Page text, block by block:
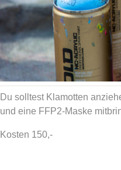
Du solltest Klamotten
und eine FFP2-Maske
Kosten 150,-